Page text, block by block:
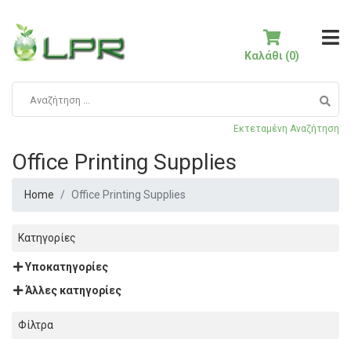
Εκτεταμένη Αναζήτηση
Καλάθι (0)
Office Printing Supplies
Home Office Printing Supplies
Κατηγορίες
Υποκατηγορίες
Άλλες κατηγορίες
Φίλτρα